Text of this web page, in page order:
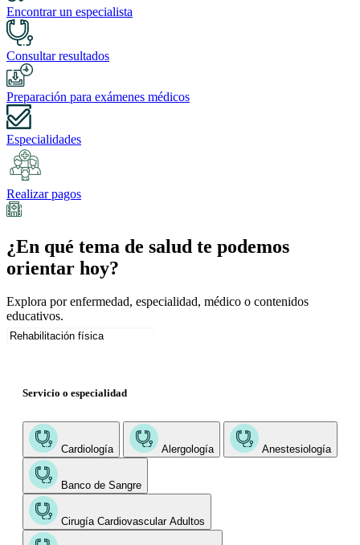
Encontrar un especialista
Consultar resultados
Preparación para exámenes médicos
Especialidades
Realizar pagos
¿En qué tema de salud te podemos
orientar hoy?
Explora por enfermedad, especialidad, médico o contenidos
educativos.
Servicio o especialidad
Cardiología Alergología Anestesiología
Banco de Sangre
Cirugía Cardiovascular Adultos